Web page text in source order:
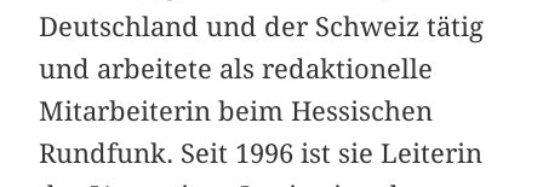
Deutschland und der Schweiz tätig
und arbeitete als redaktionelle
Mitarbeiterin beim Hessischen
Rundfunk. Seit 1996 ist sie Leiterin